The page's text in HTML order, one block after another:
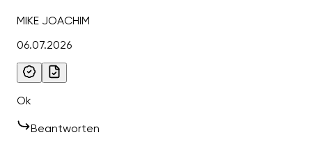
MIKE JOACHIM
06.07.2026
Ok
Beantworten